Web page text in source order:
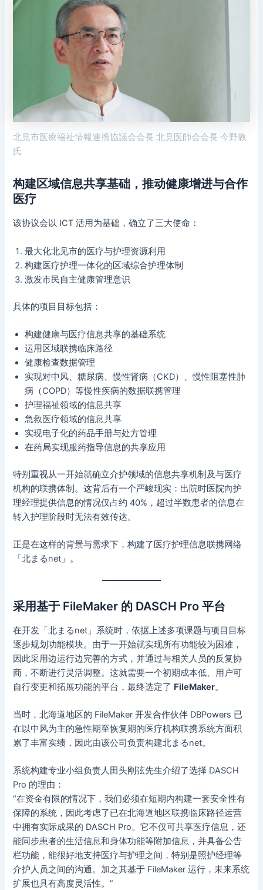
北見市医療福祉情報連携協議会会長 北見医師会会長 今野敦
氏
构建区域信息共享基础，推动健康增进与合作
医疗
该协议会以 ICT 活用为基础，确立了三大使命：
最大化北见市的医疗与护理资源利用
构建医疗护理一体化的区域综合护理体制
激发市民自主健康管理意识
具体的项目目标包括：
构建健康与医疗信息共享的基础系统
运用区域联携临床路径
健康检查数据管理
实现对中风、糖尿病、慢性肾病（CKD）、慢性阻塞性肺
病（COPD）等慢性疾病的数据联携管理
护理福祉领域的信息共享
急救医疗领域的信息共享
实现电子化的药品手册与处方管理
在药局实现服药指导信息的共享应用
特别重视从一开始就确立介护领域的信息共享机制及与医疗
机构的联携体制。这背后有一个严峻现实：出院时医院向护
理经理提供信息的情况仅占约 40%，超过半数患者的信息在
转入护理阶段时无法有效传达。
正是在这样的背景与需求下，构建了医疗护理信息联携网络
「北まるnet」。
采用基于 FileMaker 的 DASCH Pro 平台
在开发「北まるnet」系统时，依据上述多项课题与项目目标
逐步规划功能模块。由于一开始就实现所有功能较为困难，
因此采用边运行边完善的方式，并通过与相关人员的反复协
商，不断进行灵活调整。这就需要一个初期成本低、用户可
自行变更和拓展功能的平台，最终选定了 FileMaker。
当时，北海道地区的 FileMaker 开发合作伙伴 DBPowers 已
在以中风为主的急性期至恢复期的医疗机构联携系统方面积
累了丰富实绩，因此由该公司负责构建北まるnet。
系统构建专业小组负责人田头刚弦先生介绍了选择 DASCH
Pro 的理由：
“在资金有限的情况下，我们必须在短期内构建一套安全性有
保障的系统，因此考虑了已在北海道地区联携临床路径运营
中拥有实际成果的 DASCH Pro。它不仅可共享医疗信息，还
能同步患者的生活信息和身体功能等附加信息，并具备公告
栏功能，能很好地支持医疗与护理之间，特别是照护经理等
介护人员之间的沟通。加之其基于 FileMaker 运行，未来系统
扩展也具有高度灵活性。”